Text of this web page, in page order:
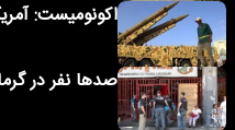
اکونومیست:
صدها نفر در